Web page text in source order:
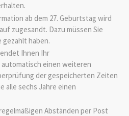
ab dem 27. Geburtstag wird
zugesandt. Dazu müssen Sie
haben.
Ihnen Ihr
einen weiteren
der gespeicherten Zeiten
alle sechs Jahre einen
Abständen per Post